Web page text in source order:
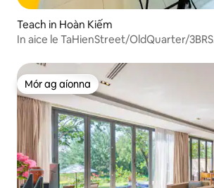
Teach in Hoàn Kiếm
In aice le TaHienStreet/OldQuarter/3BRS
Mór ag aíonna
Mór ag aíonna